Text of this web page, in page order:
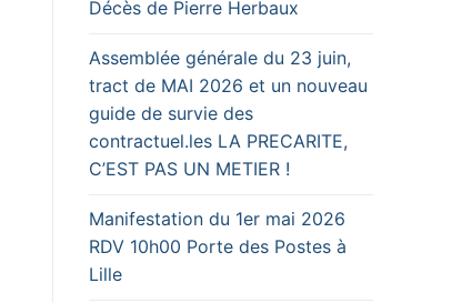
Décès de Pierre Herbaux
Assemblée générale du 23 juin,
tract de MAI 2026 et un nouveau
guide de survie des
contractuel.les LA PRECARITE,
C’EST PAS UN METIER !
Manifestation du 1er mai 2026
RDV 10h00 Porte des Postes à
Lille